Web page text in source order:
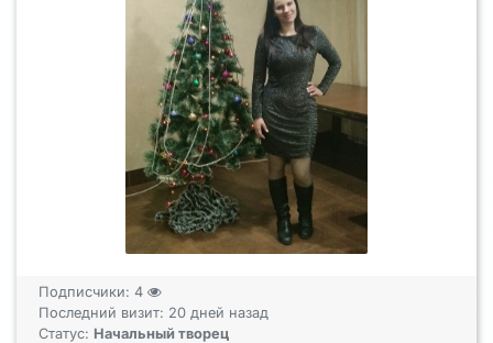
Подписчики: 4
Последний визит: 20 дней назад
Статус: Начальный творец